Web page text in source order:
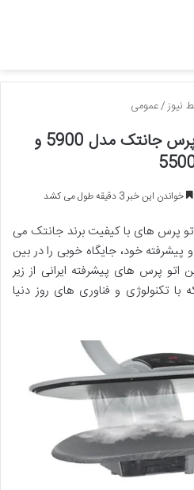
نیوز/عمومی
بررسی و مقایسه اتو پرس جانتک مدل 5900 و
خواندن این خبر 3 دقیقه طول می کشد
پرس های با کیفیت برند جانتک می
پیشرفته خود، جایگاه خوبی را در بین
اتو پرس های پیشرفته ایرانی از زیر
با تکنولوژی و فناوری های روز دنیا